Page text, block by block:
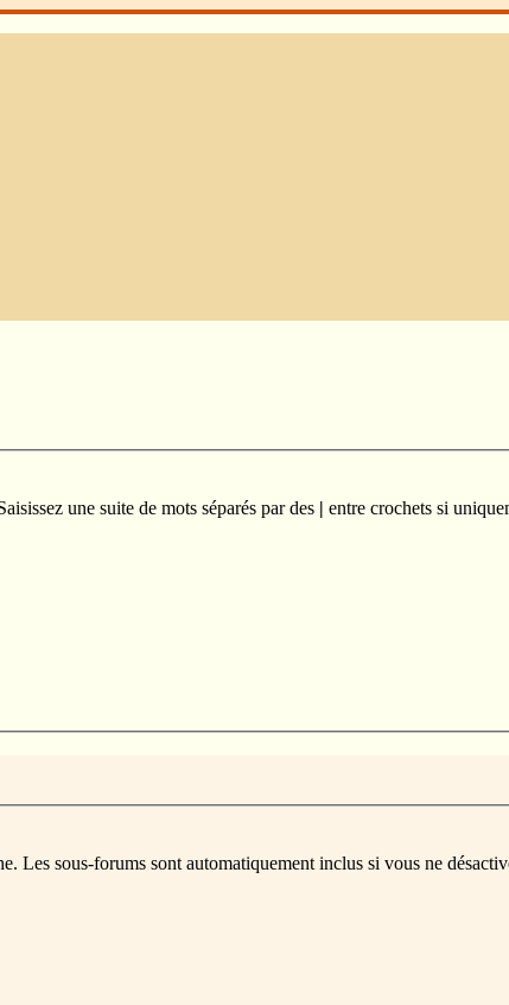
une suite de mots séparés par des | entre crochets si
sous-forums sont automatiquement inclus si vous ne